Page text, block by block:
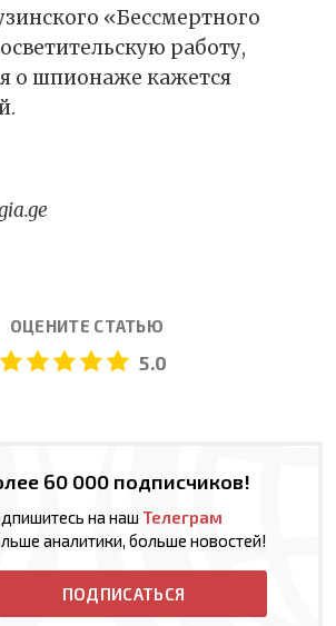
«Бессмертного
работу,
о шпионаже кажется
ОЦЕНИТЕ СТАТЬЮ
5.0
60 000 подписчиков!
на наш Телеграм
аналитики, больше новостей!
ПОДПИСАТЬСЯ